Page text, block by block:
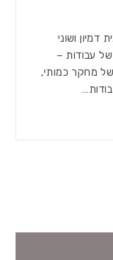
ושוני
של עבודות –
של מחקר כמותי,